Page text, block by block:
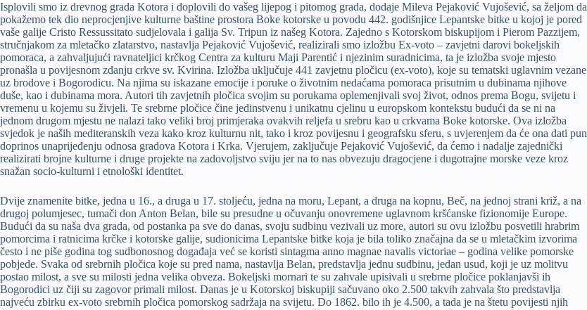
Isplovili smo iz drevnog grada Kotora i doplovili do vašeg lijepog i pitomog grada, dodaje Mileva Pejaković Vujošević, sa željom da
pokažemo tek dio neprocjenjive kulturne baštine prostora Boke kotorske u povodu 442. godišnjice Lepantske bitke u kojoj je pored
vaše galije Cristo Ressussitato sudjelovala i galija Sv. Tripun iz našeg Kotora. Zajedno s Kotorskom biskupijom i Pierom Pazzijem,
stručnjakom za mletačko zlatarstvo, nastavlja Pejaković Vujošević, realizirali smo izložbu Ex-voto – zavjetni darovi bokeljskih
pomoraca, a zahvaljujući ravnateljici krčkog Centra za kulturu Maji Parentić i njezinim suradnicima, ta je izložba svoje mjesto
pronašla u povijesnom zdanju crkve sv. Kvirina. Izložba uključuje 441 zavjetnu pločicu (ex-voto), koje su tematski uglavnim vezane
uz brodove i Bogorodicu. Na njima su iskazane emocije i poruke o životnim nedaćama pomoraca prisutnim u dubinama njihove
duše, kao i dubinama mora. Autori tih zavjetnih pločica svojim su porukama oplemenjivali svoj život, odnos prema Bogu, svijetu i
vremenu u kojemu su živjeli. Te srebrne pločice čine jedinstvenu i unikatnu cjelinu u europskom kontekstu budući da se ni na
jednom drugom mjestu ne nalazi tako veliki broj primjeraka ovakvih reljefa u srebru kao u crkvama Boke kotorske. Ova izložba
svjedok je naših mediteranskih veza kako kroz kulturnu nit, tako i kroz povijesnu i geografsku sferu, s uvjerenjem da će ona dati pun
doprinos unaprijeđenju odnosa gradova Kotora i Krka. Vjerujem, zaključuje Pejaković Vujošević, da ćemo i nadalje zajednički
realizirati brojne kulturne i druge projekte na zadovoljstvo sviju jer na to nas obvezuju dragocjene i dugotrajne morske veze kroz
snažan socio-kulturni i etnološki identitet.
Dvije znamenite bitke, jedna u 16., a druga u 17. stoljeću, jedna na moru, Lepant, a druga na kopnu, Beč, na jednoj strani križ, a na
drugoj polumjesec, tumači don Anton Belan, bile su presudne u očuvanju onovremene uglavnom kršćanske fizionomije Europe.
Budući da su naša dva grada, od postanka pa sve do danas, svoju sudbinu vezivali uz more, autori su ovu izložbu posvetili hrabrim
pomorcima i ratnicima krčke i kotorske galije, sudionicima Lepantske bitke koja je bila toliko značajna da se u mletačkim izvorima
često i ne piše godina tog sudbonosnog događaja već se koristi sintagma anno magnae navalis victoriae – godina velike pomorske
pobjede. Svaka od srebrnih pločica koje su pred nama, nastavlja Belan, predstavlja jednu sudbinu, jedan usud, koji je uz molitvu
postao milost, a sve su milosti jedna velika obveza. Bokeljski mornari te su zahvale upisivali u srebrne pločice poklanjavši ih
Bogorodici uz čiji su zagovor primali milost. Danas je u Kotorskoj biskupiji sačuvano oko 2.500 takvih zahvala što predstavlja
najveću zbirku ex-voto srebrnih pločica pomorskog sadržaja na svijetu. Do 1862. bilo ih je 4.500, a tada je na štetu povijesti njih